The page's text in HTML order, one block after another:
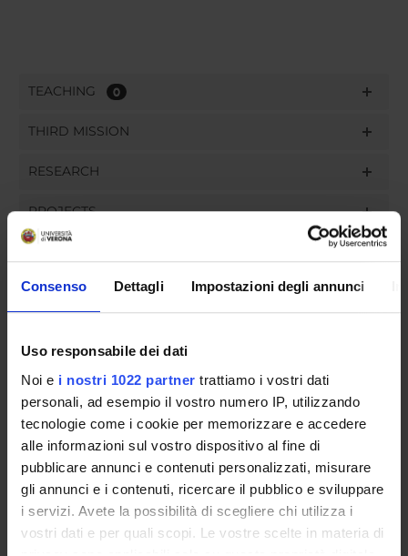
Consenso Dettagli Impostazioni degli annunci
Uso responsabile dei dati
Noi e i nostri 1022 partner trattiamo i vostri dati
personali, ad esempio il vostro numero IP, utilizzando
tecnologie come i cookie per memorizzare e accedere
alle informazioni sul vostro dispositivo al fine di
pubblicare annunci e contenuti personalizzati, misurare
gli annunci e i contenuti, ricercare il pubblico e sviluppare
i servizi. Avete la possibilità di scegliere chi utilizza i
vostri dati e per quali scopi. Le vostre scelte in materia di
TEACHING 0
THIRD MISSION
RESEARCH
PROJECTS
ORGANIZZAZIONE
COMMITTEES
GOVERNANCE
UFFICI E STRUTTURE DI SERVIZIO
SERVIZI DI SEGRETERIA STUDENTI